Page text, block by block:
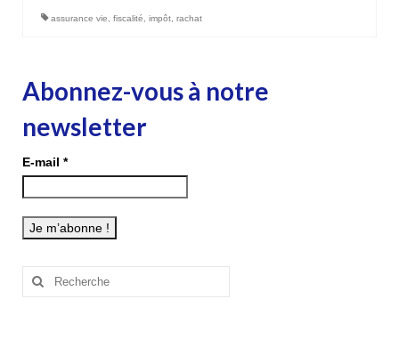
assurance vie fiscalité impôt rachat
Abonnez-vous à notre
newsletter
E-mail *
Rechercher